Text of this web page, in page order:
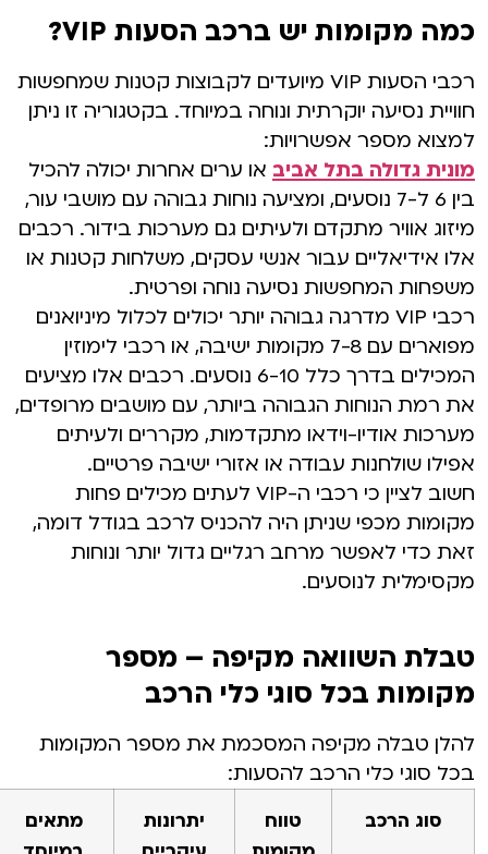
כמה מקומות יש ברכב הסעות VIP?
רכבי הסעות VIP מיועדים לקבוצות קטנות שמחפשות
חוויית נסיעה יוקרתית ונוחה במיוחד. בקטגוריה זו ניתן
למצוא מספר אפשרויות:
מונית גדולה בתל אביבאו ערים אחרות יכולה להכיל
בין 6 ל-7 נוסעים, ומציעה נוחות גבוהה עם מושבי עור,
מיזוג אוויר מתקדם ולעיתים גם מערכות בידור. רכבים
אלו אידיאליים עבור אנשי עסקים, משלחות קטנות או
משפחות המחפשות נסיעה נוחה ופרטית.
רכבי VIP מדרגה גבוהה יותר יכולים לכלול מיניואנים
מפוארים עם 7-8 מקומות ישיבה, או רכבי לימוזין
המכילים בדרך כלל 6-10 נוסעים. רכבים אלו מציעים
את רמת הנוחות הגבוהה ביותר, עם מושבים מרופדים,
מערכות אודיו-וידאו מתקדמות, מקררים ולעיתים
אפילו שולחנות עבודה או אזורי ישיבה פרטיים.
חשוב לציין כי רכבי ה-VIP לעתים מכילים פחות
מקומות מכפי שניתן היה להכניס לרכב בגודל דומה,
זאת כדי לאפשר מרחב רגליים גדול יותר ונוחות
מקסימלית לנוסעים.
טבלת השוואה מקיפה – מספר
מקומות בכל סוגי כלי הרכב
להלן טבלה מקיפה המסכמת את מספר המקומות
בכל סוגי כלי הרכב להסעות:
סוג הרכב
טווח
יתרונות
מתאים